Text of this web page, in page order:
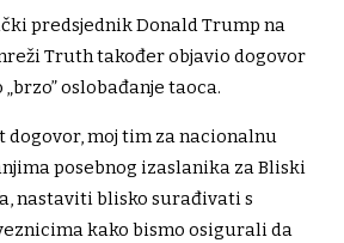
predsjednik Donald Trump na
Truth također objavio dogovor
oslobađanje taoca.
dogovor, moj tim za nacionalnu
posebnog izaslanika za Bliski
nastaviti blisko surađivati ​​s
kako bismo osigurali da